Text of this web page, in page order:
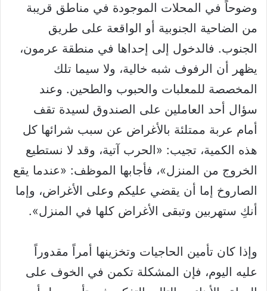
وضوحاً في المحلات الموجودة في مناطق قريبة
من الضاحية الجنوبية أو الواقعة على طريق
الجنوب. فالدخول إلى إحداها في منطقة عرمون،
يظهر أن الرفوف شبه خالية، ولا سيما تلك
المخصصة للمعلبات والحبوب والطحين. وعند
سؤال أحد العاملين على الصندوق لسيدة تقف
أمام عربة ممتلئة بالأغراض عن سبب شرائها كل
هذه الكمية، تجيب: «الحرب آتية، وقد لا نستطيع
الخروج من المنزل»، فأجابها الموظف: «عندما يقع
الصاروخ إما أن يقضي عليكم وعلى الأغراض، وإما
أنكِ ستهربين وتبقى الأغراض كلها في المنزل».
وإذا كان تأمين الحاجيات وتخزينها أمراً مقدوراً
عليه اليوم، فإن المشكلة تكمن في الخوف على